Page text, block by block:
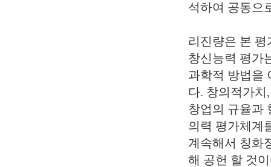
석하여 공동으
리진량은 본
창신능력 평가
과학적 방법을
다. 창의적가
창업의 규율과
의력 평가체계
계속해서 칭화
해 공헌 할 것